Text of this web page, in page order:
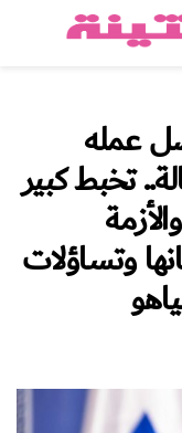
عمله
تخبط كبير
وتساؤلات